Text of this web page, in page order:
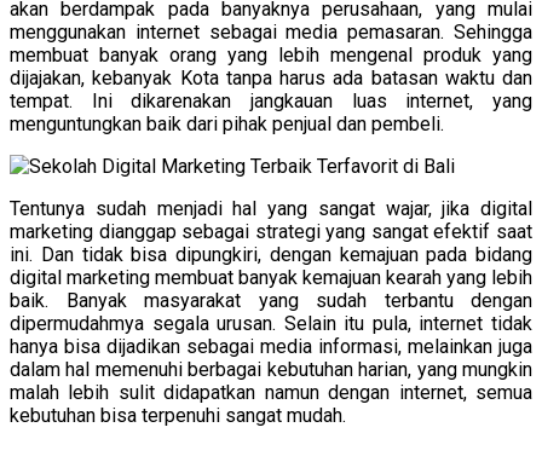
akan berdampak pada banyaknya perusahaan, yang mulai
menggunakan internet sebagai media pemasaran. Sehingga
membuat banyak orang yang lebih mengenal produk yang
dijajakan, kebanyak Kota tanpa harus ada batasan waktu dan
tempat. Ini dikarenakan jangkauan luas internet, yang
menguntungkan baik dari pihak penjual dan pembeli.
Tentunya sudah menjadi hal yang sangat wajar, jika digital
marketing dianggap sebagai strategi yang sangat efektif saat
ini. Dan tidak bisa dipungkiri, dengan kemajuan pada bidang
digital marketing membuat banyak kemajuan kearah yang lebih
baik. Banyak masyarakat yang sudah terbantu dengan
dipermudahmya segala urusan. Selain itu pula, internet tidak
hanya bisa dijadikan sebagai media informasi, melainkan juga
dalam hal memenuhi berbagai kebutuhan harian, yang mungkin
malah lebih sulit didapatkan namun dengan internet, semua
kebutuhan bisa terpenuhi sangat mudah.